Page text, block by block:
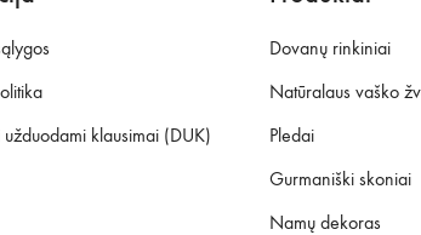
klausimai (DUK)
Dovanų rinkiniai
Natūralaus vaško
Pledai
Gurmaniški skoniai
Namų dekoras